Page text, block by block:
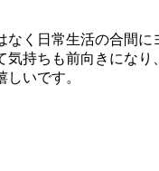
なく日常生活の合間
気持ちも前向きにな
いです。